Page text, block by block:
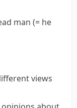
man (= he
views